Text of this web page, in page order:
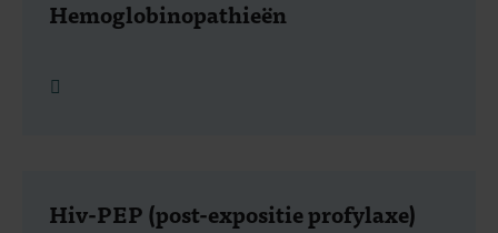
Hemoglobinopathieën
Lees meer
Hiv-PEP (post-expositie profylaxe)